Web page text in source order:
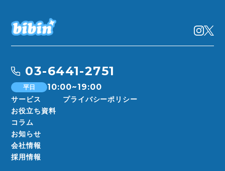
03-6441-2751
平日 10:00~19:00
サービス
お役立ち資料
コラム
お知らせ
会社情報
採用情報
プライバシーポリシー